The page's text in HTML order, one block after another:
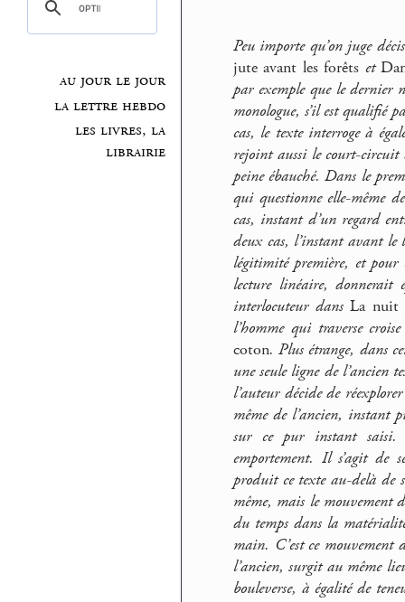
au jour le jour
la lettre hebdo
les livres, la
librairie
Peu importe qu’on juge
jute avant les forêts et
par exemple que le dernier
monologue, s’il est qualifié
cas, le texte interroge à
rejoint aussi le court-circuit
peine ébauché. Dans le
qui questionne elle-même
cas, instant d’un regard
deux cas, l’instant avant le
légitimité première, et
lecture linéaire, donnerait
interlocuteur dansLa nuit
l’homme qui traverse
coton. Plus étrange, dans
une seule ligne de l’ancien
l’auteur décide de
même de l’ancien, instant
sur ce pur instant saisi.
emportement. Il s’agit de
produit ce texte au-delà de
même, mais le mouvement
du temps dans la
main. C’est ce
l’ancien, surgit au même
bouleverse, à égalité de